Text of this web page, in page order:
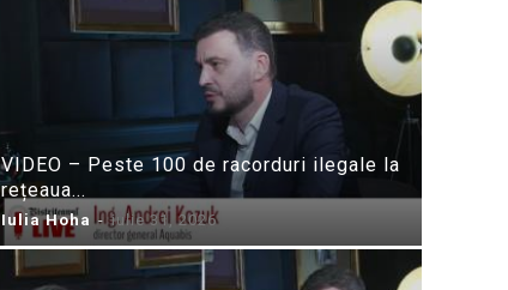
VIDEO – Peste 100 de racorduri ilegale la
rețeaua...
Iulia Hoha - iulie 31, 2026